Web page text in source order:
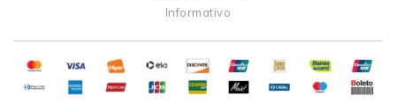
Informativo